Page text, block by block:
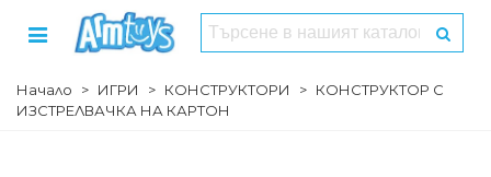
Начало > ИГРИ > КОНСТРУКТОРИ > КОНСТРУКТОР С
ИЗСТРЕЛВАЧКА НА КАРТОН